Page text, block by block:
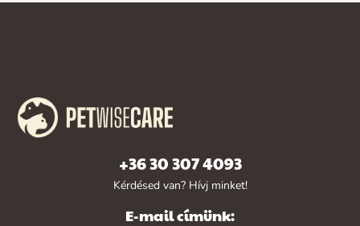
+36 30 307 4093
Kérdésed van? Hívj minket!
E-mail címünk: